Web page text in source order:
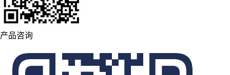
产品咨询